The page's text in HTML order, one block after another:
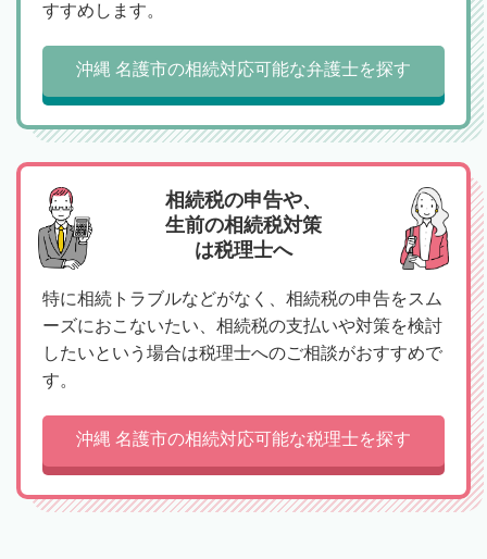
すすめします。
沖縄 名護市の相続対応可能な弁護士を探す
相続税の申告や、
生前の相続税対策
は税理士へ
特に相続トラブルなどがなく、相続税の申告をスム
ーズにおこないたい、相続税の支払いや対策を検討
したいという場合は税理士へのご相談がおすすめで
す。
沖縄 名護市の相続対応可能な税理士を探す